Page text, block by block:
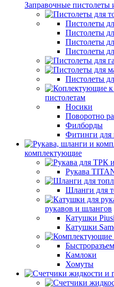
Заправочные
Пистолеты
Пистолеты
Пистолеты
Пистолеты
Пистолеты
пистолетам
Носики
Поворотно
Филборды
Фитинги для
комплектующие
Рукава
Шланги для
рукавов и шлангов
Катушки Piusi
Катушки
Камлоки
Хомуты